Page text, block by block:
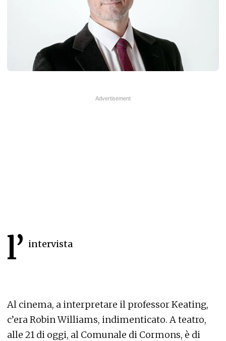
l’ intervista
Al cinema, a interpretare il professor Keating,
c’era Robin Williams, indimenticato. A teatro,
alle 21 di oggi, al Comunale di Cormons, è di